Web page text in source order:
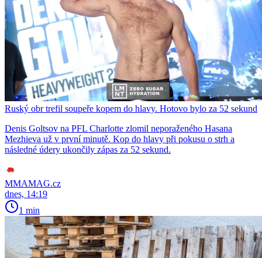
Ruský obr trefil soupeře kopem do hlavy. Hotovo bylo za 52 sekund
Denis Goltsov na PFL Charlotte zlomil neporaženého Hasana
Mezhieva už v první minutě. Kop do hlavy při pokusu o strh a
následné údery ukončily zápas za 52 sekund.
MMAMAG.cz
dnes, 14:19
1 min